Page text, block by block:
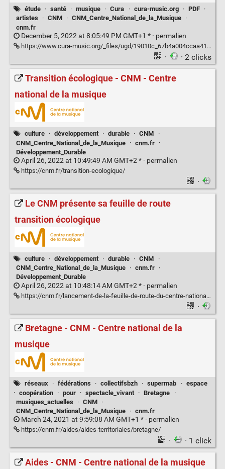
étude · santé · musique · Cura · cura-music.org · PDF
·
artistes
· CNM · CNM_Centre_National_de_la_Musique ·
cnm.fr
December 5, 2022 at 8:05:49 PM GMT+1 * · permalien
https://www.cura-music.org/_files/ugd/19010c_67b4a004ccaa41f182bc29126f2d4908.pdf
· · 2 clicks
Transition écologique - CNM - Centre
national de la musique
culture · développement · durable · CNM
·
CNM_Centre_National_de_la_Musique
· cnm.fr
·
Développement_Durable
April 26, 2022 at 10:49:49 AM GMT+2 * · permalien
https://cnm.fr/transition-ecologique/
·
Le CNM présente sa feuille de route
transition écologique
culture · développement · durable · CNM
·
CNM_Centre_National_de_la_Musique
· cnm.fr
·
Développement_Durable
April 26, 2022 at 10:48:14 AM GMT+2 * · permalien
https://cnm.fr/lancement-de-la-feuille-de-route-du-centre-national-de-la-musique-dediee-a-la-transition-ecologique/
·
Bretagne - CNM - Centre national de la
musique
réseaux · fédérations · collectifsbzh · supermab · espace
· coopération · pour · spectacle_vivant · Bretagne
·
musiques_actuelles
· CNM
·
CNM_Centre_National_de_la_Musique
· cnm.fr
March 24, 2021 at 9:59:08 AM GMT+1 * · permalien
https://cnm.fr/aides/aides-territoriales/bretagne/
· · 1 click
Aides - CNM - Centre national de la musique